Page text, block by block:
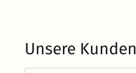
Unsere Kunden